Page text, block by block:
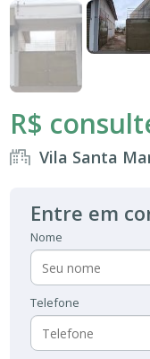
R$
Vila Santa
Entre em
Nome
Telefone